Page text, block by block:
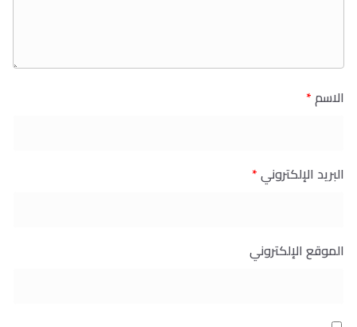
الاسم*
البريد الإلكتروني*
الموقع الإلكتروني